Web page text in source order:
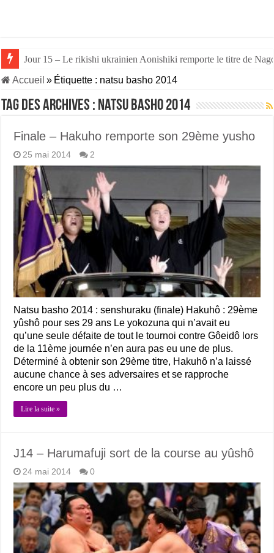
Jour 15 – Le rikishi ukrainien Aonishiki remporte le titre de
Jour 14 – Aonishiki triomphe de Takerufuji et se rapproche du
Accueil » Étiquette : natsu basho 2014
Tag des archives : natsu basho 2014
Finale – Hakuho remporte son 29ème yusho
25 mai 2014 2
Natsu basho 2014 : senshuraku (finale) Hakuhô : 29ème
yûshô pour ses 29 ans Le yokozuna qui n’avait eu
qu’une seule défaite de tout le tournoi contre Gôeidô lors
de la 11ème journée n’en aura pas eu une de plus.
Déterminé à obtenir son 29ème titre, Hakuhô n’a laissé
aucune chance à ses adversaires et se rapproche
encore un peu plus du …
Lire la suite »
J14 – Harumafuji sort de la course au yûshô
24 mai 2014 0